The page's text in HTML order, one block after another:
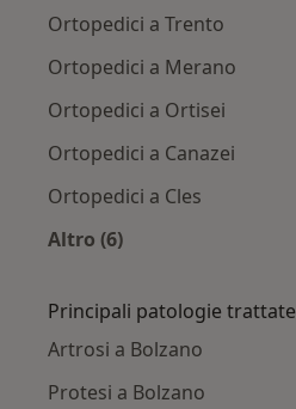
Ortopedici a Trento
Ortopedici a Merano
Ortopedici a Ortisei
Ortopedici a Canazei
Ortopedici a Cles
Altro (6)
Principali patologie trattate
Artrosi a Bolzano
Protesi a Bolzano